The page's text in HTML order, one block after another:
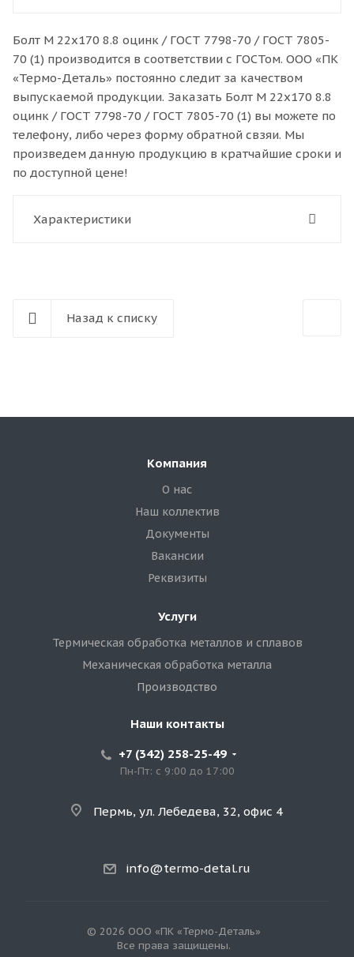
Болт M 22x170 8.8 оцинк / ГОСТ 7798-70 / ГОСТ 7805-
70 (1) производится в соответствии с ГОСТом. ООО «ПК
«Термо-Деталь» постоянно следит за качеством
выпускаемой продукции. Заказать Болт M 22x170 8.8
оцинк / ГОСТ 7798-70 / ГОСТ 7805-70 (1) вы можете по
телефону, либо через форму обратной свзяи. Мы
произведем данную продукцию в кратчайшие сроки и
по доступной цене!
Характеристики
Назад к списку
Компания
О нас
Наш коллектив
Документы
Вакансии
Реквизиты
Услуги
Термическая обработка металлов и сплавов
Механическая обработка металла
Производство
Наши контакты
+7 (342) 258-25-49
Пн-Пт: с 9:00 до 17:00
Пермь, ул. Лебедева, 32, офис 4
info@termo-detal.ru
© 2026 ООО «ПК «Термо-Деталь»
Все права защищены.